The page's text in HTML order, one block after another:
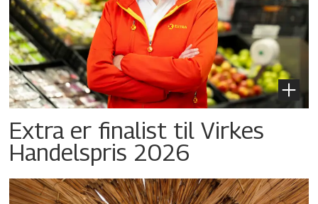
Extra er finalist til Virkes
Handelspris 2026